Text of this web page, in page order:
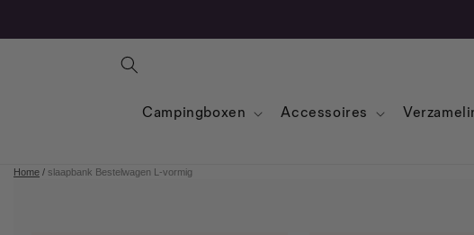
Campingboxen Accessoires
Home / slaapbank Bestelwagen L-vormig